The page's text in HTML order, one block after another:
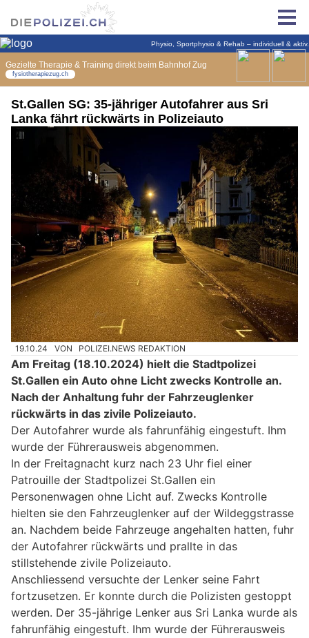
St.Gallen SG: 35-jähriger Autofahrer aus Sri
Lanka fährt rückwärts in Polizeiauto
19.10.24 VON POLIZEI.NEWS REDAKTION
Am Freitag (18.10.2024) hielt die Stadtpolizei
St.Gallen ein Auto ohne Licht zwecks Kontrolle an.
Nach der Anhaltung fuhr der Fahrzeuglenker
rückwärts in das zivile Polizeiauto.
Der Autofahrer wurde als fahrunfähig eingestuft. Ihm
wurde der Führerausweis abgenommen.
In der Freitagnacht kurz nach 23 Uhr fiel einer
Patrouille der Stadtpolizei St.Gallen ein
Personenwagen ohne Licht auf. Zwecks Kontrolle
hielten sie den Fahrzeuglenker auf der Wildeggstrasse
an. Nachdem beide Fahrzeuge angehalten hatten, fuhr
der Autofahrer rückwärts und prallte in das
stillstehende zivile Polizeiauto.
Anschliessend versuchte der Lenker seine Fahrt
fortzusetzen. Er konnte durch die Polizisten gestoppt
werden. Der 35-jährige Lenker aus Sri Lanka wurde als
fahrunfähig eingestuft. Ihm wurde der Führerausweis